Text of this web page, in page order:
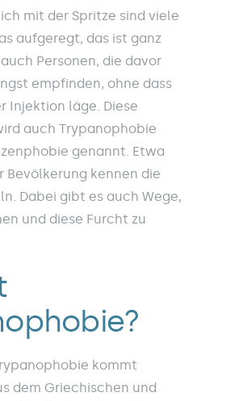
mit der Spritze sind viele
aufgeregt, das ist ganz
Personen, die davor
empfinden, ohne dass
Injektion läge. Diese
auch Trypanophobie
genannt. Etwa
Bevölkerung kennen die
Dabei gibt es auch Wege,
und diese Furcht zu
kommt
dem Griechischen und